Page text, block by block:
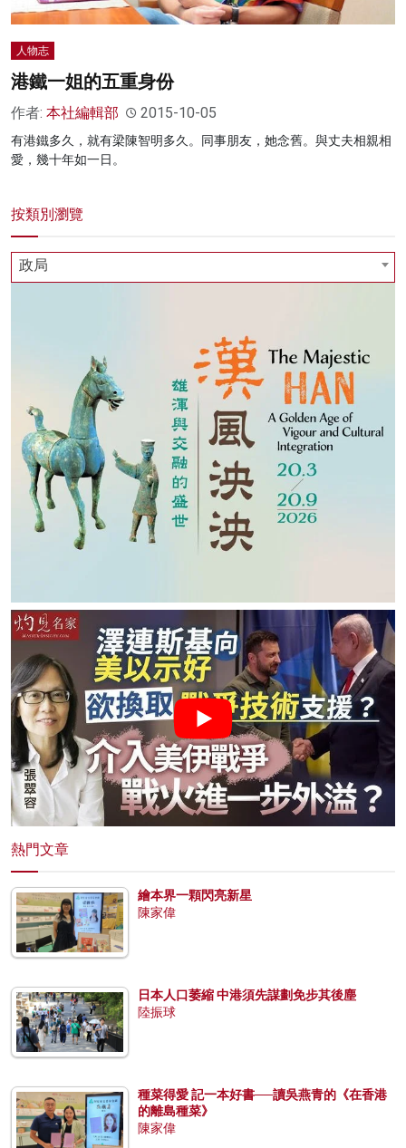
人物志
港鐵一姐的五重身份
作者: 本社編輯部 2015-10-05
有港鐵多久，就有梁陳智明多久。同事朋友，她念舊。與丈夫相親相
愛，幾十年如一日。
按類別瀏覽
政局
熱門文章
繪本界一顆閃亮新星
陳家偉
日本人口萎縮 中港須先謀劃免步其後塵
陸振球
種菜得愛 記一本好書──讀吳燕青的《在香港
的離島種菜》
陳家偉